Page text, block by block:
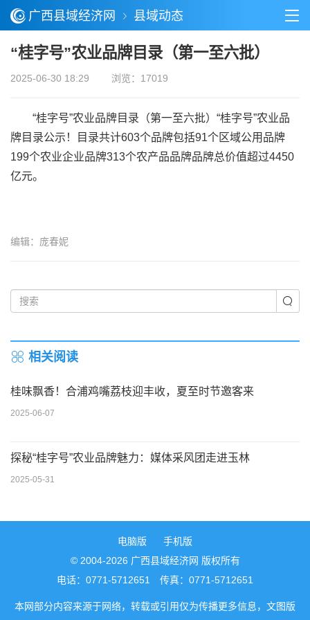
广西县域经济网 县域动态
“桂字号”农业品牌目录（第一至六批）
2025-06-30 18:29 浏览：17019
“桂字号”农业品牌目录（第一至六批）“桂字号”农业品
牌目录公示！目录共计603个品牌包括91个区域公用品牌
199个农业企业品牌313个农产品品牌品牌总价值超过4450
亿元。
编辑：庞春妮
相关阅读
桂味飘香！合浦鸡嘴荔枝迎丰收，夏至时节邀客来
2025-06-07
探秘“桂字号”农业品牌魅力：媒体采风团走进玉林
2025-05-31
电脑版
手机版
© 2004-2026 广西县域经济网 版权所有
电话：0771-5712651 传真：0771-5712651
本网部分内容来源于网络，转载或引用仅为传播更多信息，文图版